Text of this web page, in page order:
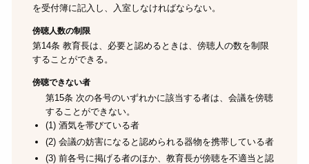
を受付簿に記入し、入室しなければならない。
傍聴人数の制限
第14条 教育長は、必要と認めるときは、傍聴人の数を制限
することができる。
傍聴できない者
第15条 次の各号のいずれかに該当する者は、会議を傍聴
することができない。
(1) 酒気を帯びている者
(2) 会議の妨害になると認められる器物を携帯している者
(3) 前各号に掲げる者のほか、教育長が傍聴を不適当と認